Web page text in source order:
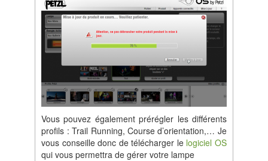
Vous pouvez également prérégler les différents
profils : Trail Running, Course d’orientation,… Je
vous conseille donc de télécharger le logiciel OS
qui vous permettra de gérer votre lampe